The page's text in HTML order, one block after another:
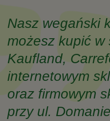
Nasz wegański
możesz kupić w
Kaufland,
internetowym
oraz firmowym
przy ul.